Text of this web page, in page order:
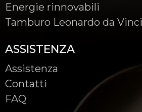
Energie rinnovabili
Tamburo Leonardo da Vinci
ASSISTENZA
Assistenza
Contatti
FAQ